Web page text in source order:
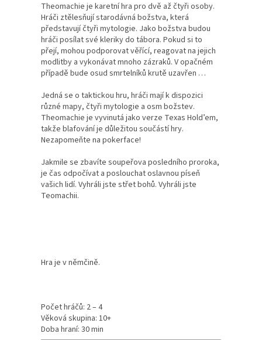
Theomachie je karetní hra pro dvě až čtyři osoby.
Hráči ztělesňují starodávná božstva, která
představují čtyři mytologie. Jako božstva budou
hráči posílat své kleriky do tábora. Pokud si to
přejí, mohou podporovat věřící, reagovat na jejich
modlitby a vykonávat mnoho zázraků. V opačném
případě bude osud smrtelníků krutě uzavřen …
Jedná se o taktickou hru, hráči mají k dispozici
různé mapy, čtyři mytologie a osm božstev.
Theomachie je vyvinutá jako verze Texas Hold’em,
takže blafování je důležitou součástí hry.
Nezapomeňte na pokerface!
Jakmile se zbavíte soupeřova posledního proroka,
je čas odpočívat a poslouchat oslavnou píseň
vašich lidí. Vyhráli jste střet bohů. Vyhráli jste
Teomachii.
Hra je v němčině.
Počet hráčů: 2 – 4
Věková skupina: 10+
Doba hraní: 30 min